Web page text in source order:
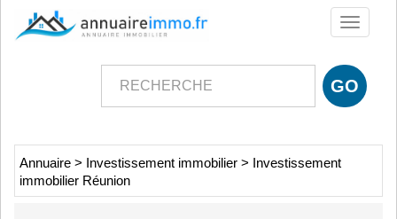
Toggle
Annuaire > Investissement immobilier >
Investissement
immobilier Réunion